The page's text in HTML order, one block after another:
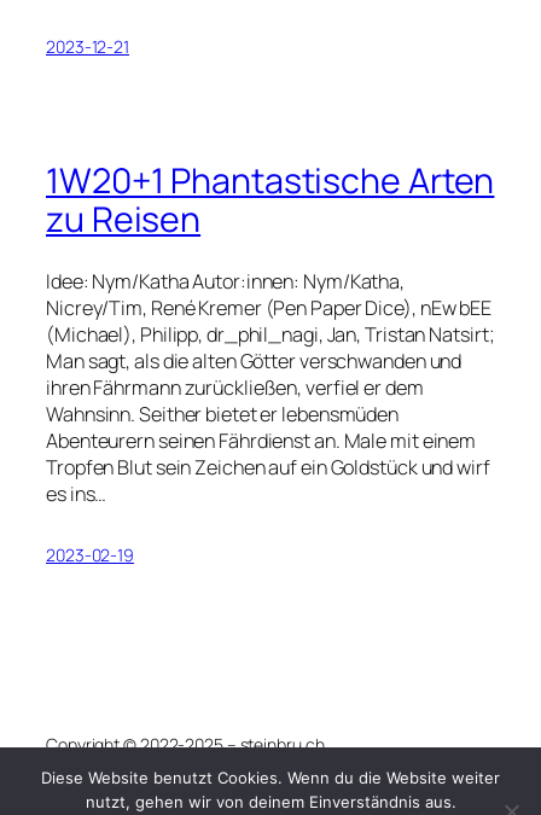
2023-12-21
1W20+1 Phantastische Arten
zu Reisen
Idee: Nym/Katha Autor:innen: Nym/Katha,
Nicrey/Tim, René Kremer (Pen Paper Dice), nEw bEE
(Michael), Philipp, dr_phil_nagi, Jan, Tristan Natsirt;
Man sagt, als die alten Götter verschwanden und
ihren Fährmann zurückließen, verfiel er dem
Wahnsinn. Seither bietet er lebensmüden
Abenteurern seinen Fährdienst an. Male mit einem
Tropfen Blut sein Zeichen auf ein Goldstück und wirf
es ins…
2023-02-19
Copyright © 2022-2025 – steinbru.ch
Gestaltet mitWordPress
Diese Website benutzt Cookies. Wenn du die Website weiter
nutzt, gehen wir von deinem Einverständnis aus.